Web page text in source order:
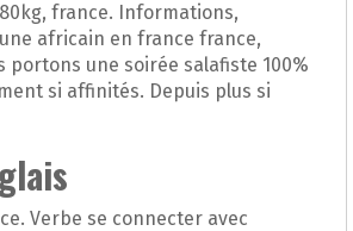
france. Informations,
africain en france france,
une soirée salafiste 100%
si affinités. Depuis plus si
Verbe se connecter avec